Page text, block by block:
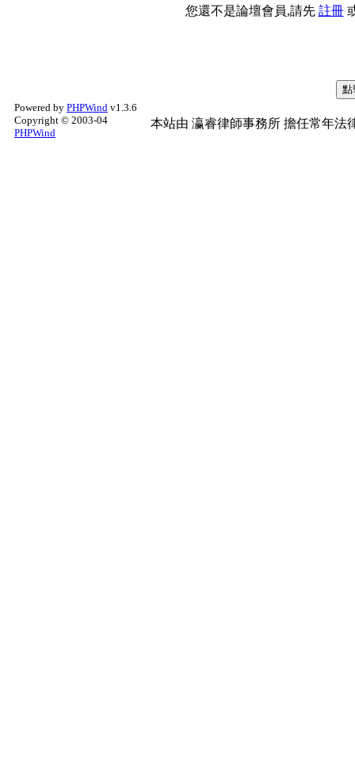
您還不是論壇會員,請先 註冊
Powered by PHPWind v1.3.6
Copyright © 2003-04
PHPWind
本站由 瀛睿律師事務所 擔任常年法